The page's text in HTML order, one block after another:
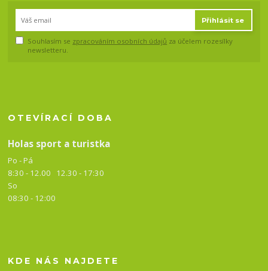
Přihlásit se
Souhlasím se zpracováním osobních údajů za účelem rozesílky
newsletteru.
OTEVÍRACÍ DOBA
Holas sport a turistka
Po - Pá
8:30 - 12.00 12.30 - 17:30
So
08:30 - 12:00
KDE NÁS NAJDETE